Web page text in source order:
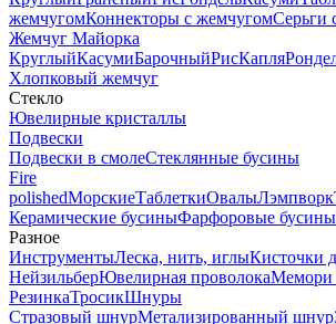
жемчугомКоннекторы с жемчугомСерьги
Жемчуг Майорка
КруглыйКасумиБарочныйРисКапля
Хлопковый жемчуг
Стекло
Ювелирные кристаллы
Подвески
Подвески в смолеСтеклянные бусины
Fire
polishedМорскиеТаблеткиОвалыЛэмпворк
Керамические бусиныФарфоровые бусины
Разное
ИнструментыЛеска, нить, иглыКисточки
НейзильберЮвелирная проволокаМемори
РезинкаТросикШнуры
Стразовый шнурМетализированный шнур